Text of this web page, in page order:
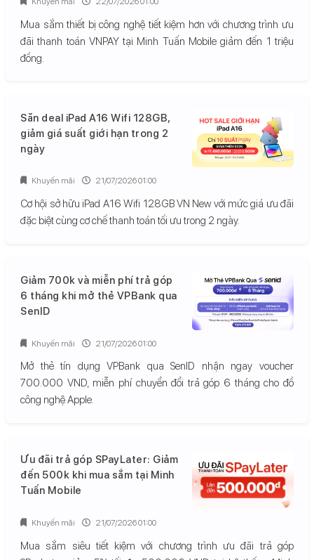
Mua sắm thiết bị công nghệ tiết kiệm hơn với chương trình ưu
đãi thanh toán VNPAY tại Minh Tuấn Mobile giảm đến 1 triệu
đồng.
Săn deal iPad A16 Wifi 128GB,
giảm giá suất giới hạn trong 2
ngày
Cơ hội sở hữu iPad A16 Wifi 128GB VN New với mức giá ưu đãi
đặc biệt cùng cơ chế thanh toán tối ưu trong 2 ngày.
Khuyến mãi 21/07/2026 01:00
Giảm 700k và miễn phí trả góp
6 tháng khi mở thẻ VPBank qua
SenID
Mở thẻ tín dụng VPBank qua SenID nhận ngay voucher
700.000 VND, miễn phí chuyển đổi trả góp 6 tháng cho đồ
công nghệ Apple.
Khuyến mãi 21/07/2026 01:00
Ưu đãi trả góp SPayLater: Giảm
đến 500k khi mua sắm tại Minh
Tuấn Mobile
Mua sắm siêu tiết kiệm với chương trình ưu đãi trả góp
Khuyến mãi 21/07/2026 01:00